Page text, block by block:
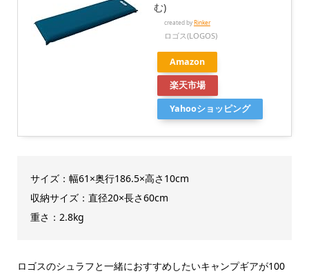
む)
created byRinker
ロゴス(LOGOS)
Amazon
楽天市場
Yahooショッピング
サイズ：幅61×奥行186.5×高さ10cm
収納サイズ：直径20×長さ60cm
重さ：2.8kg
ロゴスのシュラフと一緒におすすめしたいキャンプギアが100